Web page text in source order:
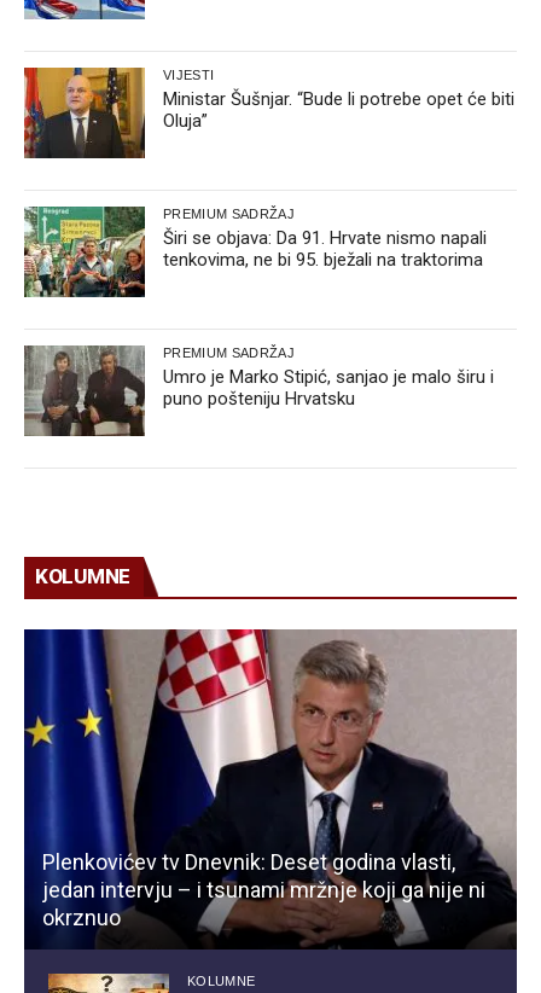
VIJESTI
Ministar Šušnjar. “Bude li potrebe opet će biti
Oluja”
PREMIUM SADRŽAJ
Širi se objava: Da 91. Hrvate nismo napali
tenkovima, ne bi 95. bježali na traktorima
PREMIUM SADRŽAJ
Umro je Marko Stipić, sanjao je malo širu i
puno pošteniju Hrvatsku
KOLUMNE
Plenkovićev tv Dnevnik: Deset godina vlasti,
jedan intervju – i tsunami mržnje koji ga nije ni
okrznuo
KOLUMNE